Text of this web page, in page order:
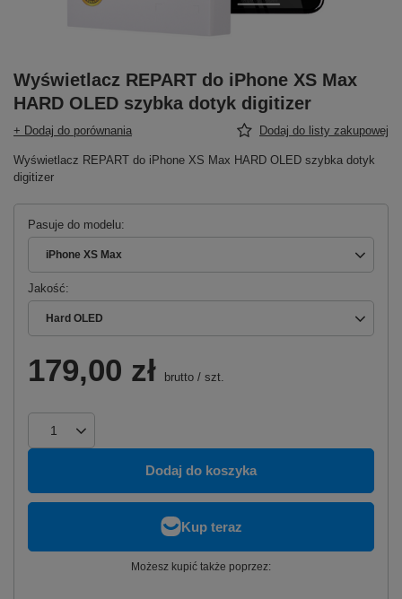
Wyświetlacz REPART do iPhone XS Max
HARD OLED szybka dotyk digitizer
+ Dodaj do porównania Dodaj do listy zakupowej
Wyświetlacz REPART do iPhone XS Max HARD OLED szybka dotyk
digitizer
Pasuje do modelu
iPhone XS Max
Jakość
Hard OLED
179,00 zł brutto / szt.
Dodaj do koszyka
Możesz kupić także poprzez: